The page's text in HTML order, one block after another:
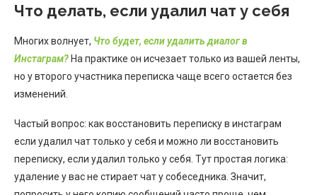
Что делать, если удалил чат у себя
Многих волнует, Что будет, если удалить диалог в
Инстаграм? На практике он исчезает только из вашей ленты,
но у второго участника переписка чаще всего остается без
изменений.
Частый вопрос: как восстановить переписку в инстаграм
если удалил чат только у себя и можно ли восстановить
переписку, если удалил только у себя. Тут простая логика:
удаление у вас не стирает чат у собеседника. Значит,